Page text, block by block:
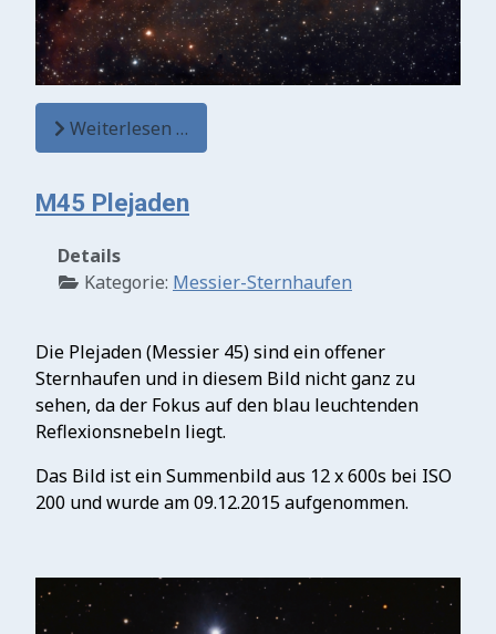
Weiterlesen …
M45 Plejaden
Details
Kategorie: Messier-Sternhaufen
Die Plejaden (Messier 45) sind ein offener
Sternhaufen und in diesem Bild nicht ganz zu
sehen, da der Fokus auf den blau leuchtenden
Reflexionsnebeln liegt.
Das Bild ist ein Summenbild aus 12 x 600s bei ISO
200 und wurde am 09.12.2015 aufgenommen.